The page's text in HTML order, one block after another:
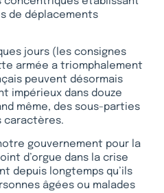
de déplacements
jours (les consignes
armée a triomphalement
peuvent désormais
impérieux dans douze
même, des sous-parties
caractères.
gouvernement pour la
d’orgue dans la crise
depuis longtemps qu’ils
âgées ou malades